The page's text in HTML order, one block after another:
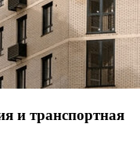
и транспортная